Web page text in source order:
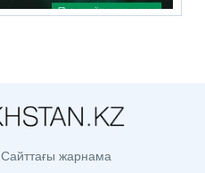
Сайттағы жарнама